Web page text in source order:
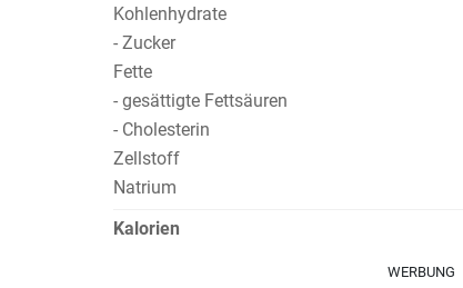
Kohlenhydrate
- Zucker
Fette
- gesättigte Fettsäuren
- Cholesterin
Zellstoff
Natrium
Kalorien
WERBUNG